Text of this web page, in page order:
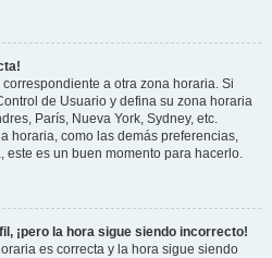
a otra zona horaria. Si
de Usuario y defina su zona horaria
París, Nueva York, Sydney, etc.
horaria, como las demás preferencias,
este es un buen momento para hacerlo.
¡pero la hora sigue siendo incorrecto!
es correcta y la hora sigue siendo